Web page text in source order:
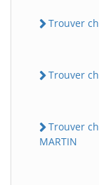
Trouver
Trouver
Trouver
MARTIN